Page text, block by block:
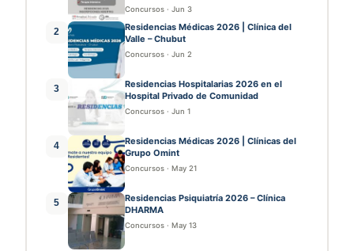
Concursos · Jun 3
2
Residencias Médicas 2026 | Clínica del
Valle – Chubut
Concursos · Jun 2
3
Residencias Hospitalarias 2026 en el
Hospital Privado de Comunidad
Concursos · Jun 1
4
Residencias Médicas 2026 | Clínicas del
Grupo Omint
Concursos · May 21
5
Residencias Psiquiatría 2026 – Clínica
DHARMA
Concursos · May 13